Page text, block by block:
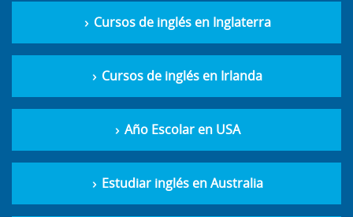
Cursos de inglés en Inglaterra
Cursos de inglés en Irlanda
Año Escolar en USA
Estudiar inglés en Australia